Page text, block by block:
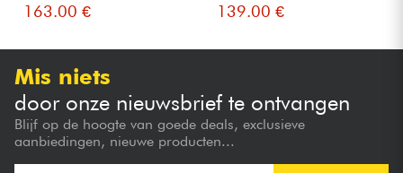
163.00 € 139.00 €
Mis niets
door onze nieuwsbrief te ontvangen
Blijf op de hoogte van goede deals, exclusieve
aanbiedingen, nieuwe producten...